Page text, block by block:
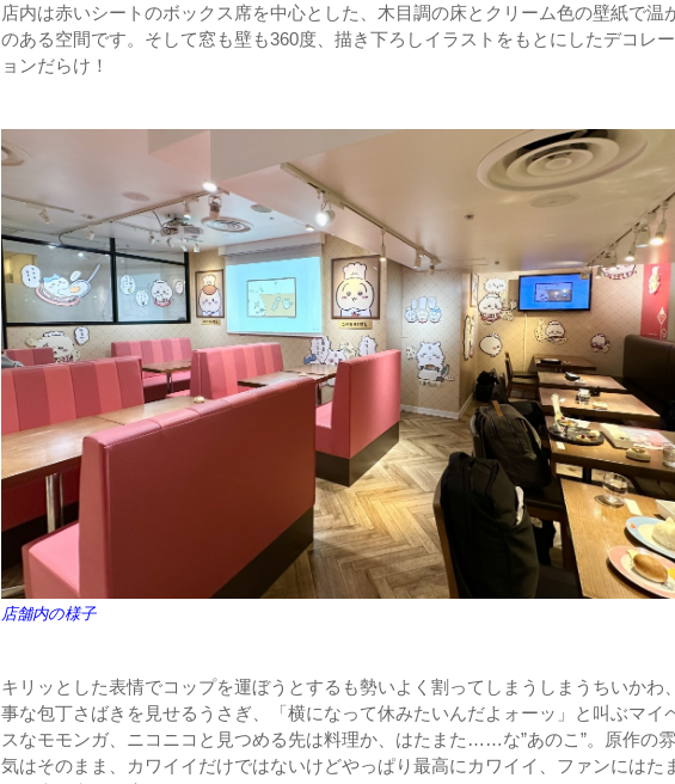
店内は赤いシートのボックス席を中心とした、木目調の床とクリーム色の壁紙で温
のある空間です。そして窓も壁も360度、描き下ろしイラストをもとにしたデコレ
ョンだらけ！
店舗内の様子
キリッとした表情でコップを運ぼうとするも勢いよく割ってしまうしまうちいかわ
事な包丁さばきを見せるうさぎ、「横になって休みたいんだよォーッ」と叫ぶマイ
スなモモンガ、ニコニコと見つめる先は料理か、はたまた……な”あのこ”。原作の
気はそのまま、カワイイだけではないけどやっぱり最高にカワイイ、ファンにはた